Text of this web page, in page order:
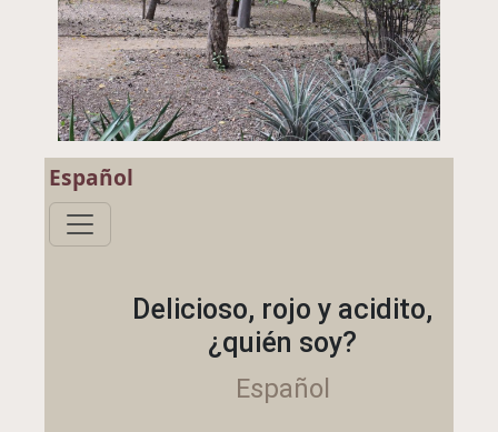
Español
Delicioso, rojo y acidito,
¿quién soy?
Español